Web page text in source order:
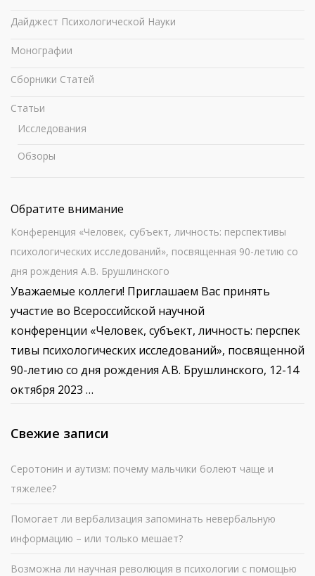
Дайджест Психологической Науки
Монографии
Сборники Статей
Статьи
Исследования
Обзоры
Обратите внимание
Конференция «Человек, субъект, личность: перспективы
психологических исследований», посвященная 90-летию со
дня рождения А.В. Брушлинского
Уважаемые коллеги! Приглашаем Вас принять
участие вo Всероссийской научной
конференции «Человек, субъект, личность: перспек
тивы психологических исследований», посвященной
90-летию со дня рождения А.В. Брушлинского, 12-14
октября 2023 …
Свежие записи
Серотонин и аутизм: почему мальчики болеют чаще и
тяжелее?
Помогает ли вербализация запоминать невербальную
информацию – или только мешает?
Возможна ли научная революция в психологии с помощью